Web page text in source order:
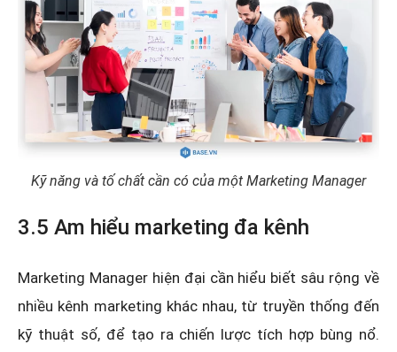
Kỹ năng và tố chất cần có của một Marketing Manager
3.5 Am hiểu marketing đa kênh
Marketing Manager hiện đại cần hiểu biết sâu rộng về
nhiều kênh marketing khác nhau, từ truyền thống đến
kỹ thuật số, để tạo ra chiến lược tích hợp bùng nổ.